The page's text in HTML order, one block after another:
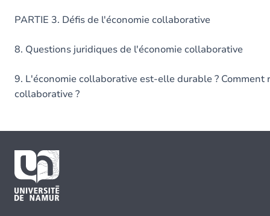
PARTIE 3. Défis de l'économie collaborative
8. Questions juridiques de l'économie collaborative
9. L'économie collaborative est-elle durable ? Comment
collaborative ?